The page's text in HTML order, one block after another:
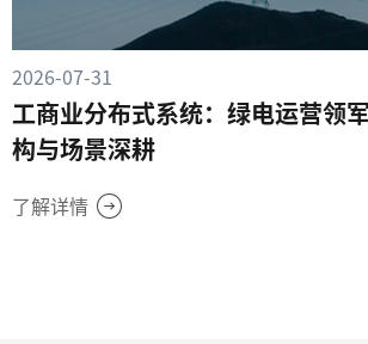
2026-07-31
工商业分布式系统：绿电运营领
构与场景深耕
了解详情